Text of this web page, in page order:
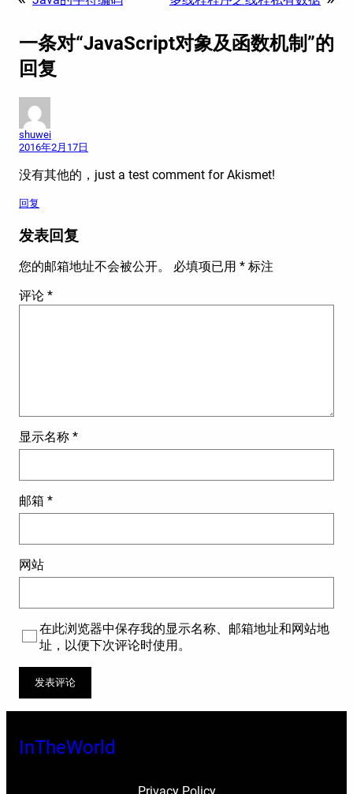
一条对“JavaScript对象及函数机制”的
回复
shuwei
2016年2月17日
没有其他的，just a test comment for Akismet!
回复
发表回复
您的邮箱地址不会被公开。 必填项已用 * 标注
评论 *
显示名称 *
邮箱 *
网站
在此浏览器中保存我的显示名称、邮箱地址和网站地
址，以便下次评论时使用。
InTheWorld
Privacy Policy